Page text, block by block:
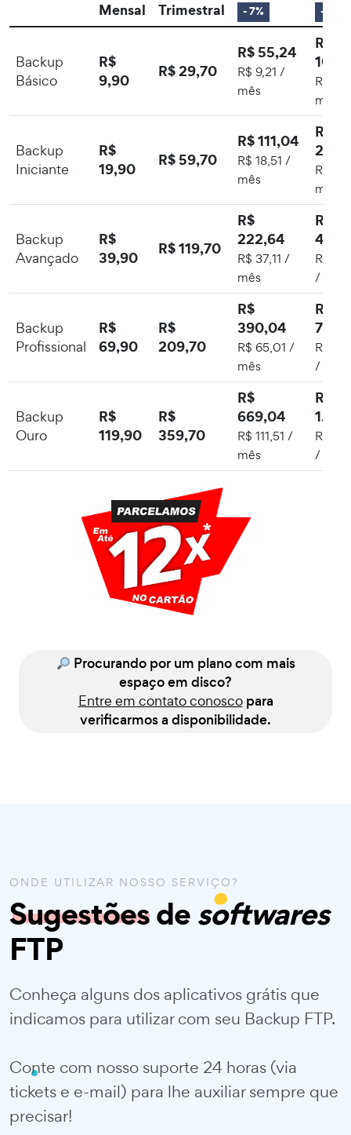
Mensal Trimestral - 7% - 15%
Backup
Básico
R$
9,90
R$ 29,70
R$ 55,24
R$ 9,21 /
mês
R$
R$
mês
Backup
Iniciante
R$
19,90
R$ 59,70
R$ 111,04
R$ 18,51 /
mês
R$
R$
mês
Backup
Avançado
R$
39,90
R$ 119,70
R$
222,64
R$ 37,11 /
mês
R$
R$
/ mês
Backup
Profissional
R$
69,90
R$
209,70
R$
390,04
R$ 65,01 /
mês
R$
R$
/ mês
Backup
Ouro
R$
119,90
R$
359,70
R$
669,04
R$ 111,51 /
mês
R$
R$
/ mês
Procurando por um plano com mais
espaço em disco?
Entre em contato conoscopara
verificarmos a disponibilidade.
ONDE UTILIZAR NOSSO SERVIÇO?
Sugestõesdesoftwares
FTP
Conheça alguns dos aplicativos grátis que
indicamos para utilizar com seu Backup FTP.
Conte com nosso suporte 24 horas (via
tickets e e-mail) para lhe auxiliar sempre que
precisar!